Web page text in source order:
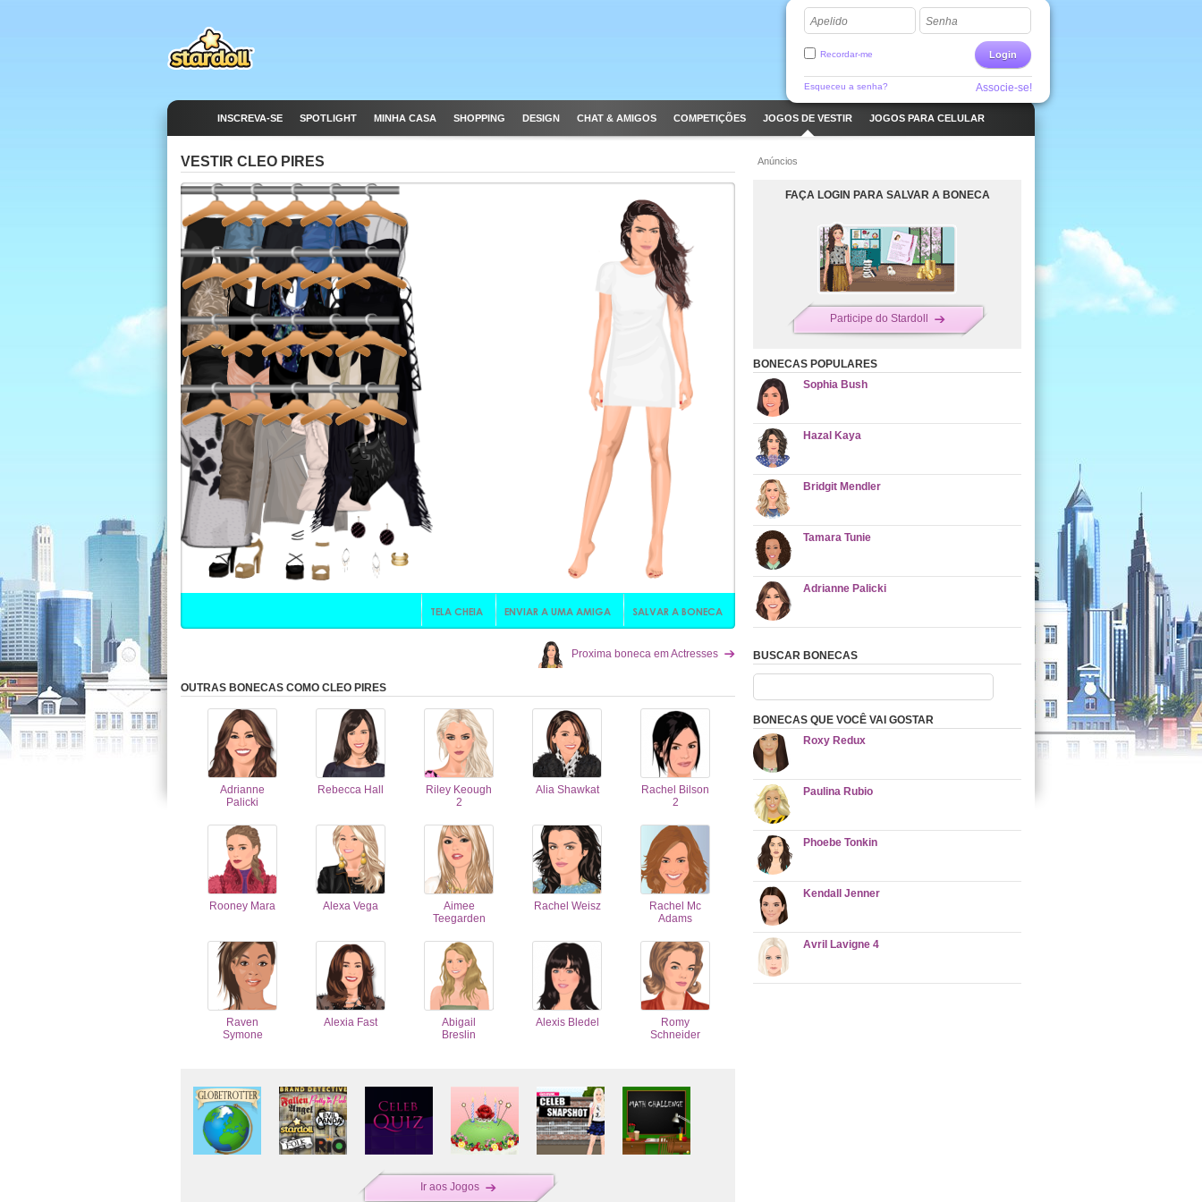
Apelido Senha
Login
Recordar-me
Esqueceu a senha? Associe-se!
INSCREVA-SE SPOTLIGHT MINHA CASA SHOPPING DESIGN CHAT & AMIGOS COMPETIÇÕES JOGOS DE VESTIR JOGOS PARA CELULAR
VESTIR CLEO PIRES
Proxima boneca em Actresses
OUTRAS BONECAS COMO CLEO PIRES
Adrianne
Palicki
Rebecca Hall
Riley Keough
2
Alia Shawkat
Rachel Bilson
2
Rooney Mara Alexa Vega
Aimee
Teegarden
Rachel Weisz
Rachel Mc
Adams
Raven
Symone
Alexia Fast
Abigail
Breslin
Alexis Bledel
Romy
Schneider
Ir aos Jogos
Anúncios
FAÇA LOGIN PARA SALVAR A BONECA
Participe do Stardoll
BONECAS POPULARES
Sophia Bush
Hazal Kaya
Bridgit Mendler
Tamara Tunie
Adrianne Palicki
BUSCAR BONECAS
BONECAS QUE VOCÊ VAI GOSTAR
Roxy Redux
Paulina Rubio
Phoebe Tonkin
Kendall Jenner
Avril Lavigne 4